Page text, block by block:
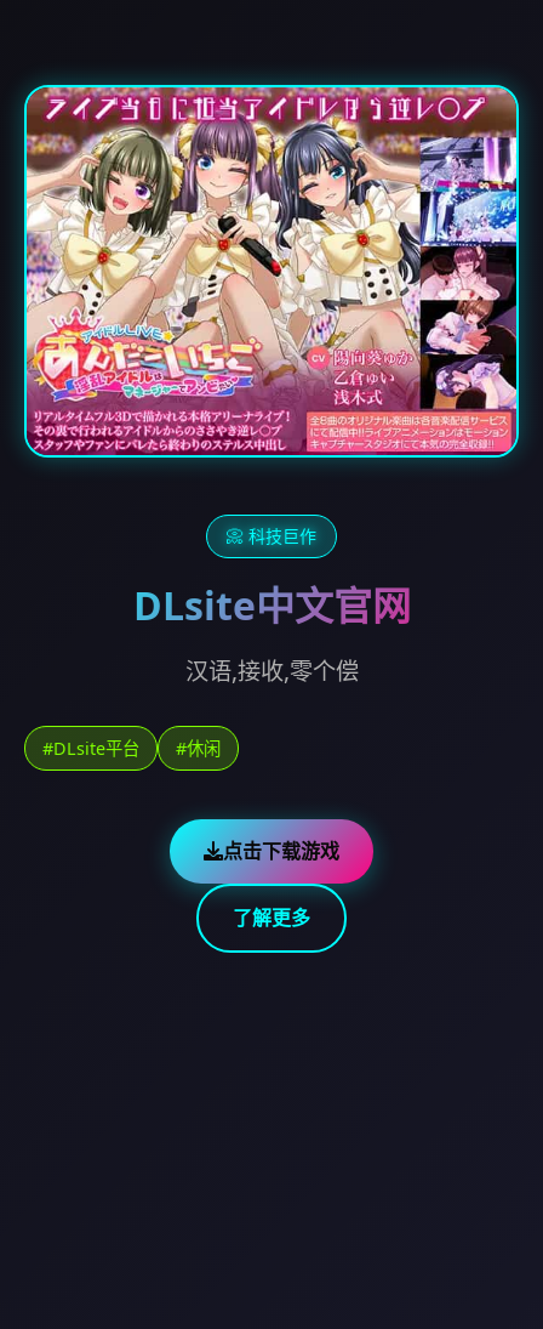
📀 科技巨作
DLsite中文官网
汉语,接收,零个偿
#DLsite平台 #休闲
点击下载游戏
了解更多